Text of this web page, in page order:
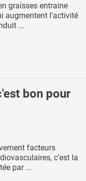
graisses entraine
augmentent l'activité
...
bon pour
facteurs
c’est la
par ...